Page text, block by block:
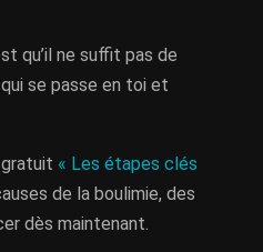
qu’il ne suffit pas de
se passe en toi et
gratuit « Les étapes clés
de la boulimie, des
dès maintenant.